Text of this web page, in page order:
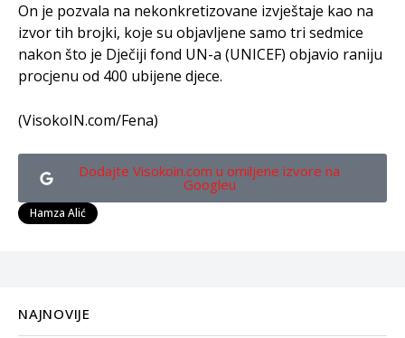
On je pozvala na nekonkretizovane izvještaje kao na
izvor tih brojki, koje su objavljene samo tri sedmice
nakon što je Dječiji fond UN-a (UNICEF) objavio raniju
procjenu od 400 ubijene djece.
(VisokoIN.com/Fena)
Dodajte Visokoin.com u omiljene izvore na
Googleu
Hamza Alić
NAJNOVIJE